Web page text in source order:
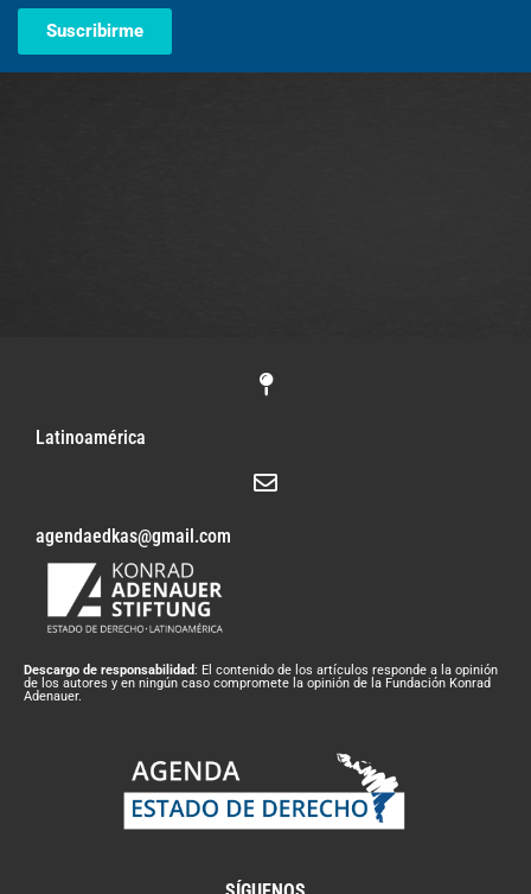
Suscribirme
Latinoamérica
agendaedkas@gmail.com
Descargo de responsabilidad: El contenido de los artículos responde a la opinión
de los autores y en ningún caso compromete la opinión de la Fundación Konrad
Adenauer.